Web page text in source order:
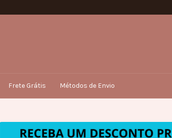
Frete Grátis Métodos de Envio